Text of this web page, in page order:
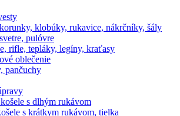
klobúky, rukavice, nákrčníky, šály
pulóvre
rifle, tepláky, legíny, kraťasy
oblečenie
pančuchy
s dlhým rukávom
s krátkym rukávom, tielka